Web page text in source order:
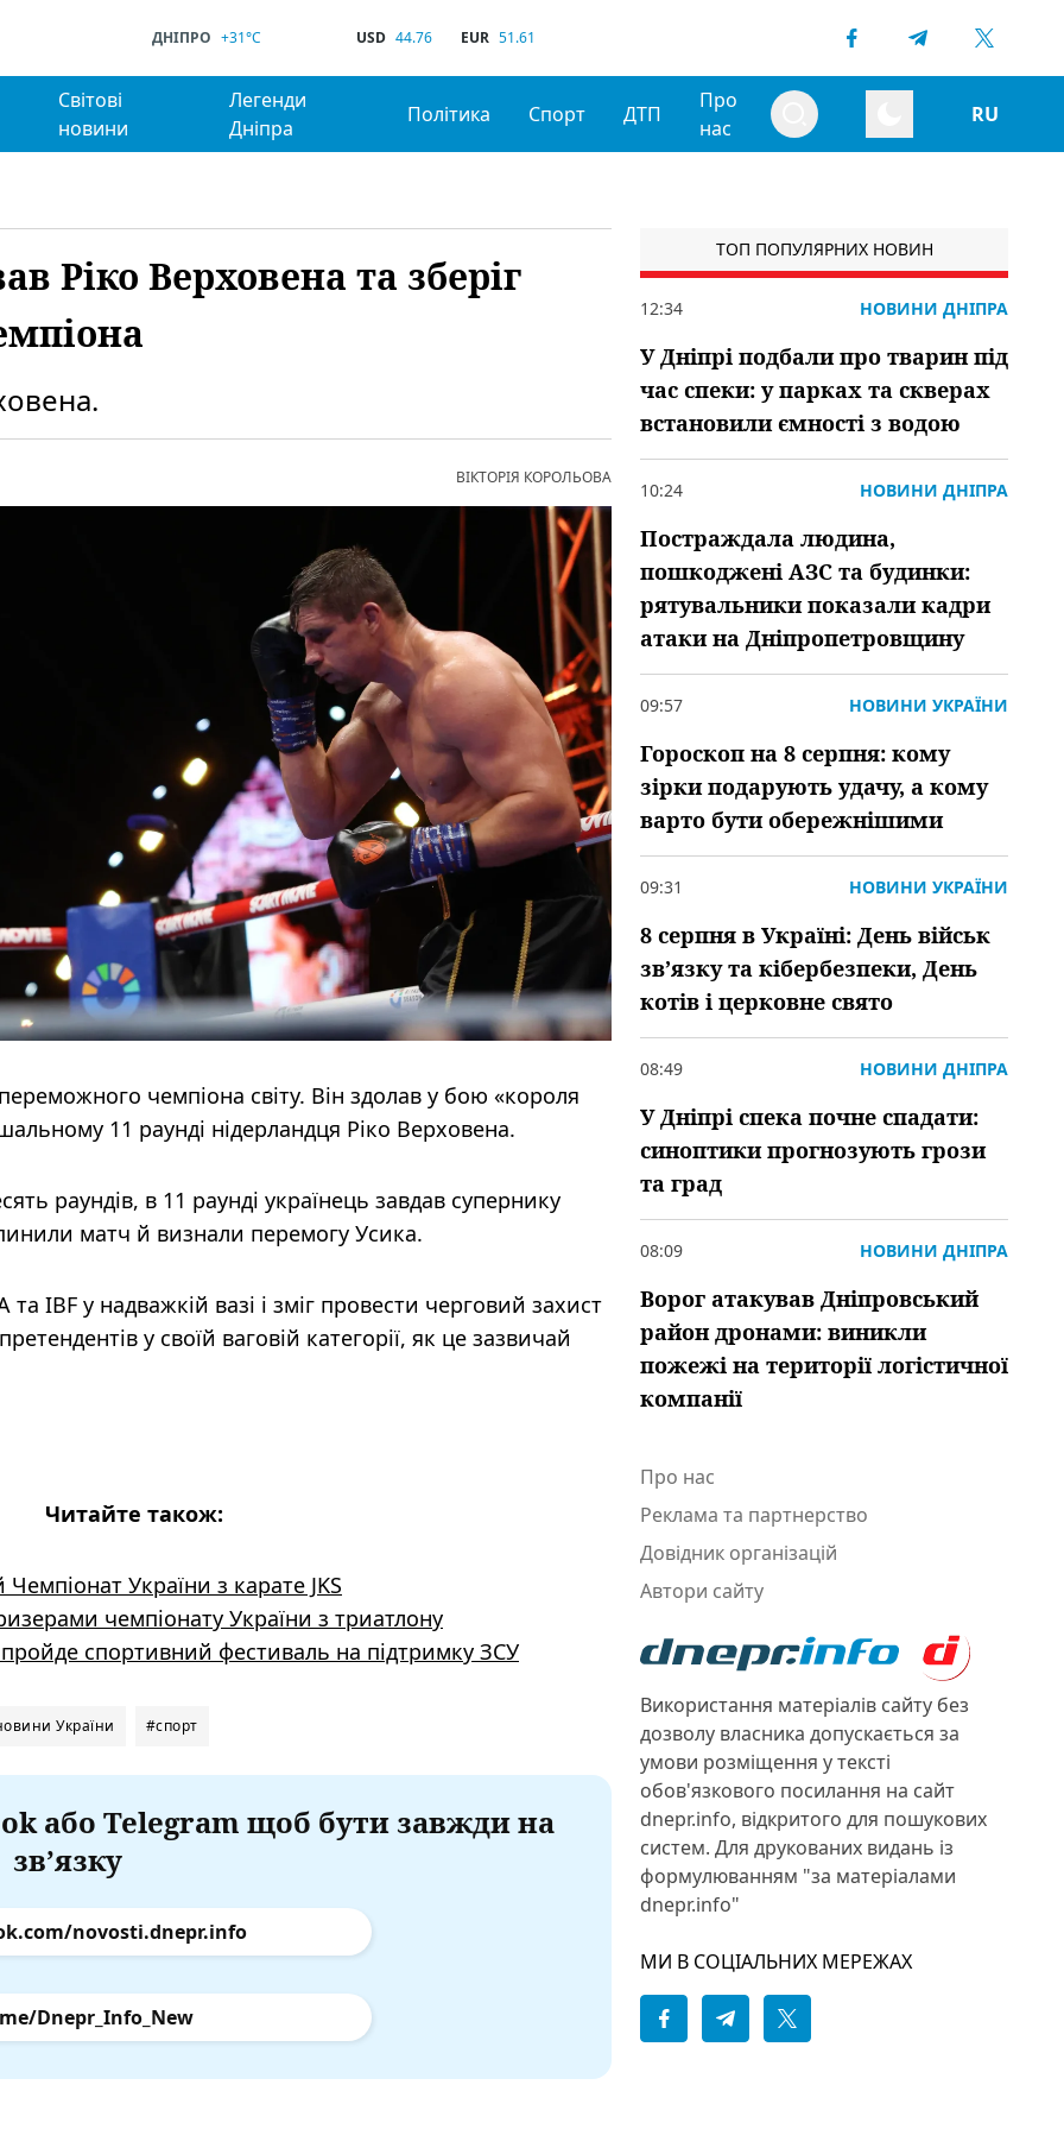
ДНІПРО +31°C USD 44.76 EUR 51.61
Світові
новини
Легенди
Дніпра
Політика Спорт ДТП
Про
нас
RU
Ріко Верховена та зберіг
ВІКТОРІЯ КОРОЛЬОВА
чемпіона світу. Він здолав у бою «короля
11 раунді нідерландця Ріко Верховена.
раундів, в 11 раунді українець завдав супернику
матч й визнали перемогу Усика.
IBF у надважкій вазі і зміг провести черговий захист
у своїй ваговій категорії, як це зазвичай
Читайте також:
України з карате JKS
чемпіонату України з триатлону
пройде спортивний фестиваль на підтримку ЗСУ
України #спорт
або Telegram щоб бути завжди на
зв’язку
novosti.dnepr.info
Dnepr_Info_New
ТОП ПОПУЛЯРНИХ НОВИН
12:34 НОВИНИ ДНІПРА
У Дніпрі подбали про тварин під
час спеки: у парках та скверах
встановили ємності з водою
10:24 НОВИНИ ДНІПРА
Постраждала людина,
пошкоджені АЗС та будинки:
рятувальники показали кадри
атаки на Дніпропетровщину
09:57 НОВИНИ УКРАЇНИ
Гороскоп на 8 серпня: кому
зірки подарують удачу, а кому
варто бути обережнішими
09:31 НОВИНИ УКРАЇНИ
8 серпня в Україні: День військ
зв’язку та кібербезпеки, День
котів і церковне свято
08:49 НОВИНИ ДНІПРА
У Дніпрі спека почне спадати:
синоптики прогнозують грози
та град
08:09 НОВИНИ ДНІПРА
Ворог атакував Дніпровський
район дронами: виникли
пожежі на території логістичної
компанії
Про нас
Реклама та партнерство
Довідник організацій
Автори сайту
Використання матеріалів сайту без
дозволу власника допускається за
умови розміщення у тексті
обов'язкового посилання на сайт
dnepr.info, відкритого для пошукових
систем. Для друкованих видань із
формулюванням "за матеріалами
dnepr.info"
МИ В СОЦІАЛЬНИХ МЕРЕЖАХ